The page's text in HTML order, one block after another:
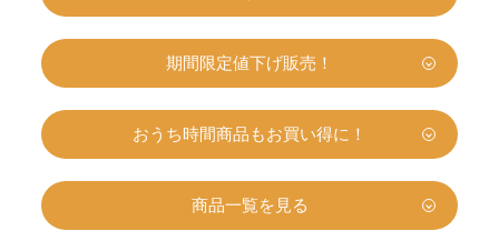
期間限定値下げ販売！
おうち時間商品もお買い得に！
商品一覧を見る